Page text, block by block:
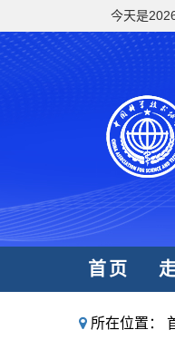
今天是
首页
所在位置：